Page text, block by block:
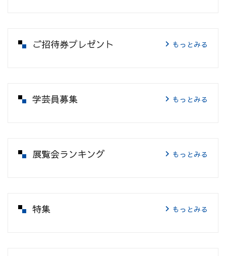
ご招待券プレゼント もっとみる
学芸員募集 もっとみる
展覧会ランキング もっとみる
特集 もっとみる